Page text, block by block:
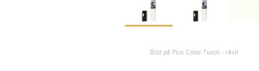
Bild på Plus Color Tusch - råvit